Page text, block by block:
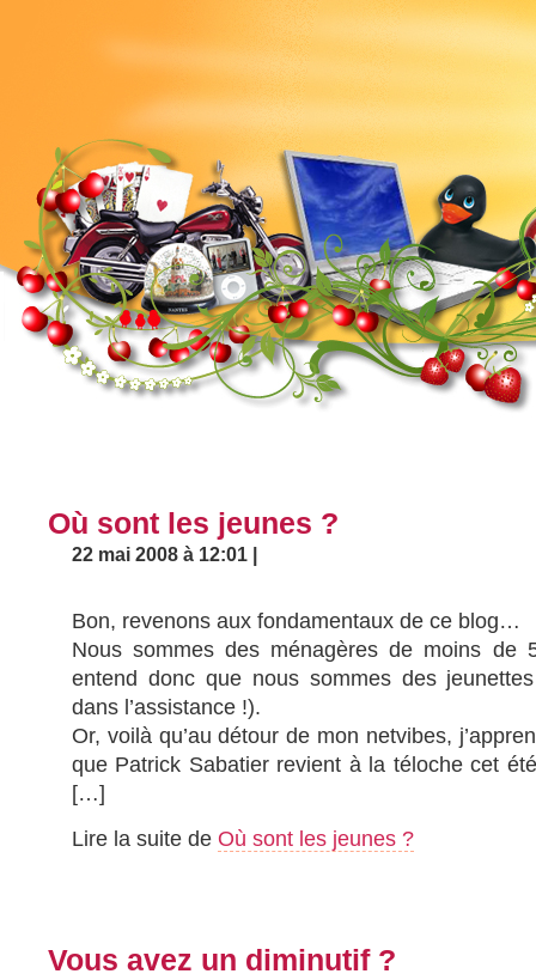
Où sont les jeunes ?
22 mai 2008 à 12:01 |
Bon, revenons aux fondamentaux de ce blog…
Nous sommes des ménagères de moins de
entend donc que nous sommes des
dans l’assistance !).
Or, voilà qu’au détour de mon netvibes,
que Patrick Sabatier revient à la téloche cet
[…]
Lire la suite de Où sont les jeunes ?
Vous avez un diminutif ?